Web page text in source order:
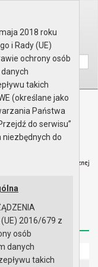
na stronie:
w Gryfinie
Dostępność
2018 roku
i Rady (UE)
ochrony osób
takich
(określane jako
Państwa
do serwisu”
do
(UE) 2016/679 z
osób
danych
takich